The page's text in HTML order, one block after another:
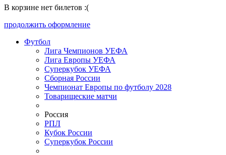
В корзине нет билетов :(
продолжить оформление
Футбол
Лига Чемпионов УЕФА
Лига Европы УЕФА
Суперкубок УЕФА
Сборная России
Чемпионат Европы по футболу 2028
Товарищеские матчи
Россия
РПЛ
Кубок России
Суперкубок России